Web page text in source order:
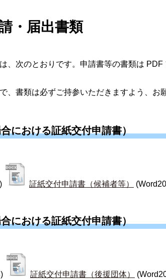
・届出書類
、次のとおりです。申請書等の書類は
書類は必ずご持参いただきますよう、お
における証紙交付申請書）
証紙交付申請書（候補者等）
における証紙交付申請書）
証紙交付申請書（後援団体）